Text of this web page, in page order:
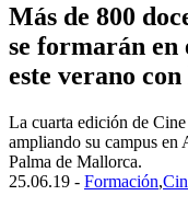
Más de 800
se formarán en
este verano
La cuarta edición de
ampliando su campus
Palma de Mallorca.
25.06.19 - Formación,